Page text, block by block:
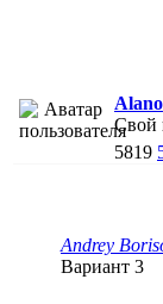
Alano
Свой
5819
Andrey
Вариант 3